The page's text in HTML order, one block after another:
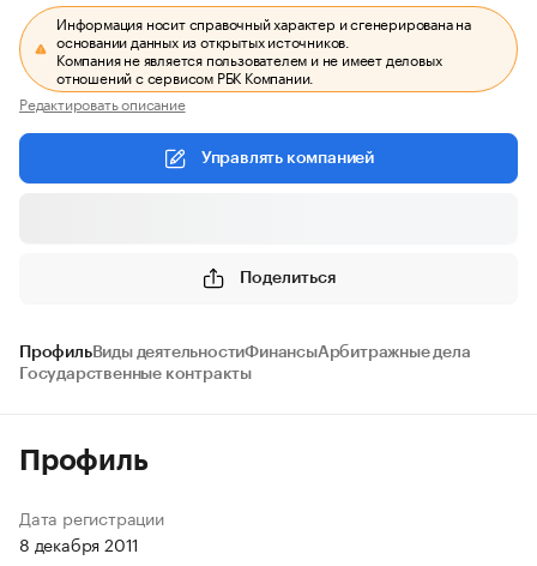
Информация носит справочный характер и сгенерирована на
основании данных из открытых источников.
Компания не является пользователем и не имеет деловых
отношений с сервисом РБК Компании.
Редактировать описание
Управлять компанией
Поделиться
ПрофильВиды деятельностиФинансыАрбитражные дела
Государственные контракты
Профиль
Дата регистрации
8 декабря 2011